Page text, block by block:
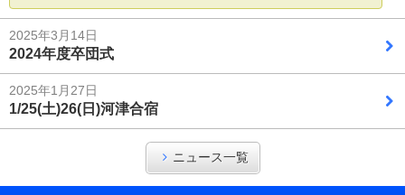
2025年3月14日
2024年度卒団式
2025年1月27日
1/25(土)26(日)河津合宿
ニュース一覧